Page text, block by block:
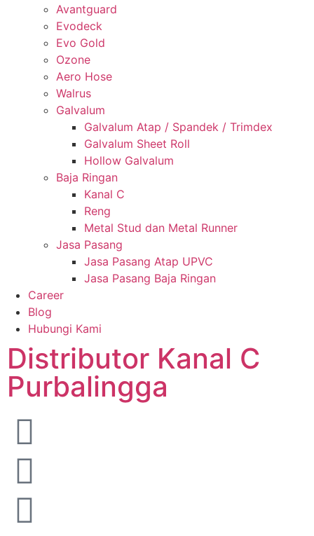
Avantguard
Evodeck
Evo Gold
Ozone
Aero Hose
Walrus
Galvalum
Galvalum Atap / Spandek / Trimdex
Galvalum Sheet Roll
Hollow Galvalum
Baja Ringan
Kanal C
Reng
Metal Stud dan Metal Runner
Jasa Pasang
Jasa Pasang Atap UPVC
Jasa Pasang Baja Ringan
Career
Blog
Hubungi Kami
Distributor Kanal C
Purbalingga